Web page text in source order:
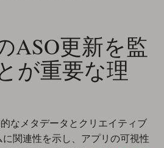
ASO更新を監
が重要な理
なメタデータとクリエイティブ
関連性を示し、アプリの可視性